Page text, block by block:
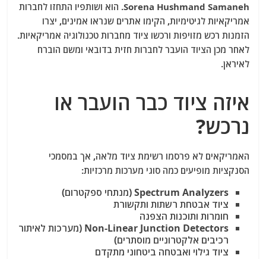
Sorena Hushmand Samaneh. הוא ושותפיו התחזו לחברות
אמריקאיות לגיטימיות, הקימו אתרים שנראו אמינים, יצרו
הזמנות רכש מזויפות ורכשו ציוד מחברות טכנולוגיה אמריקאיות.
לאחר מכן הציוד הועבר לחברות חזית בדובאי ומשם הוברח
לאיראן.
איזה ציוד כבר הועבר או
נרכש?
האמריקאים לא פרסמו רשימת ציוד מלאה, אך במסמכי
הסנקציות מופיעים כמה סוגי מערכות מרכזיות:
Spectrum Analyzers (מנתחי ספקטרום)
ציוד אבטחת רשתות ותקשורת
חומרות ותוכנות הצפנה
Non-Linear Junction Detectors (מערכות לאיתור
רכיבים אלקטרוניים מוסתרים)
ציוד גילוי ואבטחה ביטחוני מתקדם